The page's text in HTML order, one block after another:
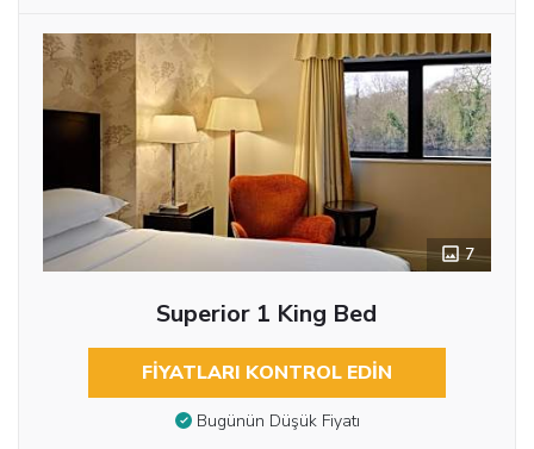
7
Superior 1 King Bed
FIYATLARI KONTROL EDIN
Bugünün Düşük Fiyatı